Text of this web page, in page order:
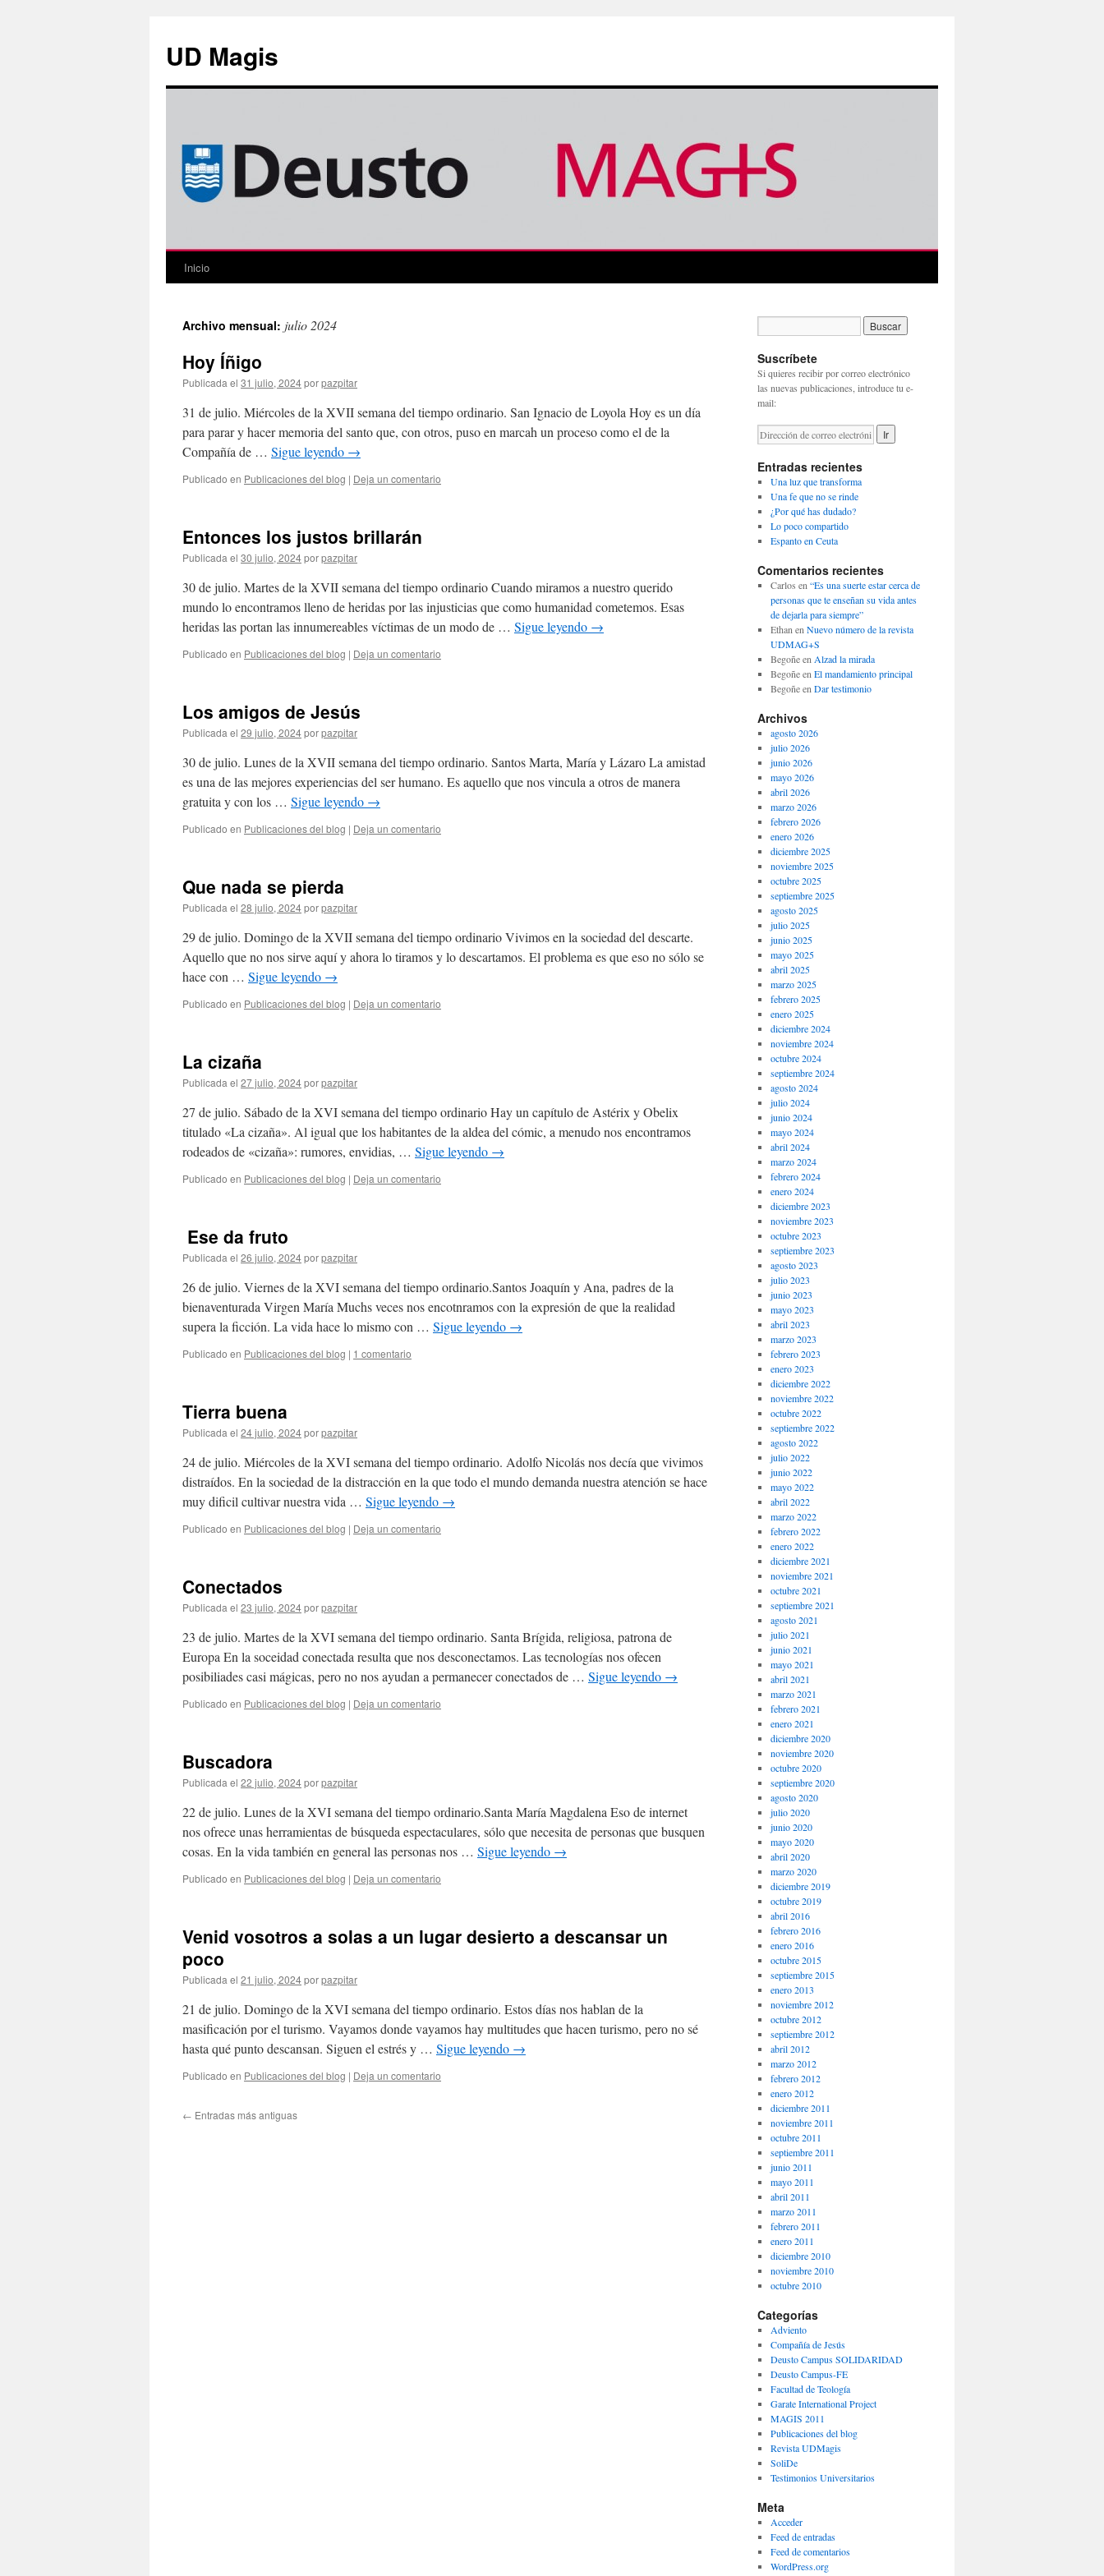
contenido
UD Magis
Inicio
Archivo mensual: julio 2024
Hoy Íñigo
Publicada el 31 julio, 2024porpazpitar
31 de julio. Miércoles de la XVII semana del tiempo ordinario. San Ignacio de Loyola Hoy es un día
para parar y hacer memoria del santo que, con otros, puso en marcah un proceso como el de la
Compañía de … Sigue leyendo →
Publicado en Publicaciones del blog | Deja un comentario
Entonces los justos brillarán
Publicada el 30 julio, 2024porpazpitar
30 de julio. Martes de la XVII semana del tiempo ordinario Cuando miramos a nuestro querido
mundo lo encontramos lleno de heridas por las injusticias que como humanidad cometemos. Esas
heridas las portan las innumereables víctimas de un modo de … Sigue leyendo →
Publicado en Publicaciones del blog | Deja un comentario
Los amigos de Jesús
Publicada el 29 julio, 2024porpazpitar
30 de julio. Lunes de la XVII semana del tiempo ordinario. Santos Marta, María y Lázaro La amistad
es una de las mejores experiencias del ser humano. Es aquello que nos vincula a otros de manera
gratuita y con los … Sigue leyendo →
Publicado en Publicaciones del blog | Deja un comentario
Que nada se pierda
Publicada el 28 julio, 2024porpazpitar
29 de julio. Domingo de la XVII semana del tiempo ordinario Vivimos en la sociedad del descarte.
Aquello que no nos sirve aquí y ahora lo tiramos y lo descartamos. El problema es que eso no sólo se
hace con … Sigue leyendo →
Publicado en Publicaciones del blog | Deja un comentario
La cizaña
Publicada el 27 julio, 2024porpazpitar
27 de julio. Sábado de la XVI semana del tiempo ordinario Hay un capítulo de Astérix y Obelix
titulado «La cizaña». Al igual que los habitantes de la aldea del cómic, a menudo nos encontramos
rodeados de «cizaña»: rumores, envidias, … Sigue leyendo →
Publicado en Publicaciones del blog | Deja un comentario
Ese da fruto
Publicada el 26 julio, 2024porpazpitar
26 de julio. Viernes de la XVI semana del tiempo ordinario.Santos Joaquín y Ana, padres de la
bienaventurada Virgen María Muchs veces nos encotnramos con la expresión de que la realidad
supera la ficción. La vida hace lo mismo con … Sigue leyendo →
Publicado en Publicaciones del blog | 1 comentario
Tierra buena
Publicada el 24 julio, 2024porpazpitar
24 de julio. Miércoles de la XVI semana del tiempo ordinario. Adolfo Nicolás nos decía que vivimos
distraídos. En la sociedad de la distracción en la que todo el mundo demanda nuestra atención se hace
muy dificil cultivar nuestra vida … Sigue leyendo →
Publicado en Publicaciones del blog | Deja un comentario
Conectados
Publicada el 23 julio, 2024porpazpitar
23 de julio. Martes de la XVI semana del tiempo ordinario. Santa Brígida, religiosa, patrona de
Europa En la soceidad conectada resulta que nos desconectamos. Las tecnologías nos ofecen
posibiliades casi mágicas, pero no nos ayudan a permanecer conectados de … Sigue leyendo →
Publicado en Publicaciones del blog | Deja un comentario
Buscadora
Publicada el 22 julio, 2024porpazpitar
22 de julio. Lunes de la XVI semana del tiempo ordinario.Santa María Magdalena Eso de internet
nos ofrece unas herramientas de búsqueda espectaculares, sólo que necesita de personas que busquen
cosas. En la vida también en general las personas nos … Sigue leyendo →
Publicado en Publicaciones del blog | Deja un comentario
Venid vosotros a solas a un lugar desierto a descansar un
poco
Publicada el 21 julio, 2024porpazpitar
21 de julio. Domingo de la XVI semana del tiempo ordinario. Estos días nos hablan de la
masificación por el turismo. Vayamos donde vayamos hay multitudes que hacen turismo, pero no sé
hasta qué punto descansan. Siguen el estrés y … Sigue leyendo →
Publicado en Publicaciones del blog | Deja un comentario
← Entradas más antiguas
Suscríbete
Si quieres recibir por correo electrónico
las nuevas publicaciones, introduce tu e-
mail:
Entradas recientes
Una luz que transforma
Una fe que no se rinde
¿Por qué has dudado?
Lo poco compartido
Espanto en Ceuta
Comentarios recientes
Carlos en “Es una suerte estar cerca de
personas que te enseñan su vida antes
de dejarla para siempre”
Ethan en Nuevo número de la revista
UDMAG+S
Begoñeen Alzad la mirada
Begoñeen El mandamiento principal
Begoñeen Dar testimonio
Archivos
agosto 2026
julio 2026
junio 2026
mayo 2026
abril 2026
marzo 2026
febrero 2026
enero 2026
diciembre 2025
noviembre 2025
octubre 2025
septiembre 2025
agosto 2025
julio 2025
junio 2025
mayo 2025
abril 2025
marzo 2025
febrero 2025
enero 2025
diciembre 2024
noviembre 2024
octubre 2024
septiembre 2024
agosto 2024
julio 2024
junio 2024
mayo 2024
abril 2024
marzo 2024
febrero 2024
enero 2024
diciembre 2023
noviembre 2023
octubre 2023
septiembre 2023
agosto 2023
julio 2023
junio 2023
mayo 2023
abril 2023
marzo 2023
febrero 2023
enero 2023
diciembre 2022
noviembre 2022
octubre 2022
septiembre 2022
agosto 2022
julio 2022
junio 2022
mayo 2022
abril 2022
marzo 2022
febrero 2022
enero 2022
diciembre 2021
noviembre 2021
octubre 2021
septiembre 2021
agosto 2021
julio 2021
junio 2021
mayo 2021
abril 2021
marzo 2021
febrero 2021
enero 2021
diciembre 2020
noviembre 2020
octubre 2020
septiembre 2020
agosto 2020
julio 2020
junio 2020
mayo 2020
abril 2020
marzo 2020
diciembre 2019
octubre 2019
abril 2016
febrero 2016
enero 2016
octubre 2015
septiembre 2015
enero 2013
noviembre 2012
octubre 2012
septiembre 2012
abril 2012
marzo 2012
febrero 2012
enero 2012
diciembre 2011
noviembre 2011
octubre 2011
septiembre 2011
junio 2011
mayo 2011
abril 2011
marzo 2011
febrero 2011
enero 2011
diciembre 2010
noviembre 2010
octubre 2010
Categorías
Adviento
Compañía de Jesús
Deusto Campus SOLIDARIDAD
Deusto Campus-FE
Facultad de Teología
Garate International Project
MAGIS 2011
Publicaciones del blog
Revista UDMagis
SoliDe
Testimonios Universitarios
Meta
Acceder
Feed de entradas
Feed de comentarios
WordPress.org